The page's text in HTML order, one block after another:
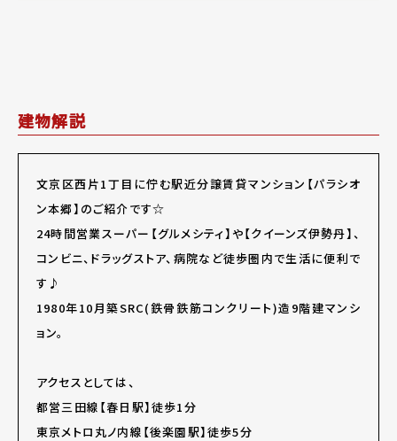
建物解説
文京区西片1丁目に佇む駅近分譲賃貸マンション【パラシオ
ン本郷】のご紹介です☆
24時間営業スーパー【グルメシティ】や【クイーンズ伊勢丹】、
コンビニ、ドラッグストア、病院など徒歩圏内で生活に便利で
す♪
1980年10月築SRC(鉄骨鉄筋コンクリート)造9階建マンシ
ョン。
アクセスとしては、
都営三田線【春日駅】徒歩1分
東京メトロ丸ノ内線【後楽園駅】徒歩5分